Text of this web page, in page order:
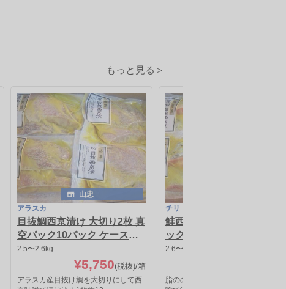
もっと見る＞
山忠
アラスカ
目抜鯛西京漬け 大切り2枚 真
空パック10パック ケース売
り
2.5〜2.6kg
¥5,750(税抜)/箱
アラスカ産目抜け鯛を大切りにして西
チリ
鮭西京漬け 大切り2枚 真空
ックケース売り
2.6〜2.7kg
脂ののった銀鮭を大切りにして西京